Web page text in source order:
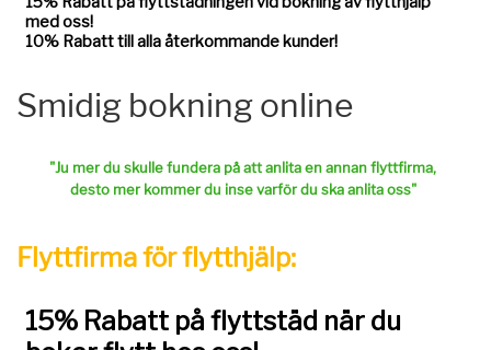
Smidig bokning online
"Ju mer du skulle fundera på att anlita en annan flyttfirma,
desto mer kommer du inse varför du ska anlita oss"
Flyttfirma för flytthjälp: